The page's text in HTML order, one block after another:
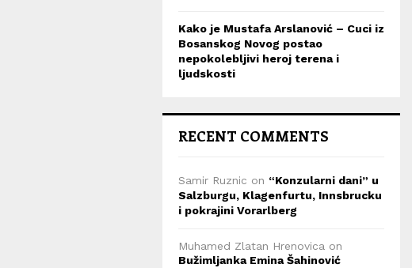
Kako je Mustafa Arslanović – Cuci iz
Bosanskog Novog postao
nepokolebljivi heroj terena i
ljudskosti
RECENT COMMENTS
Samir Ruznic on “Konzularni dani” u
Salzburgu, Klagenfurtu, Innsbrucku
i pokrajini Vorarlberg
Muhamed Zlatan Hrenovica on
Bužimljanka Emina Šahinović